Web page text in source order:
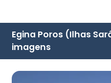
Egina Poros (Ilhas
imagens